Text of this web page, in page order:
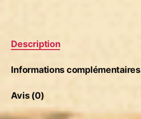
Description
Informations complémentaires
Avis (0)